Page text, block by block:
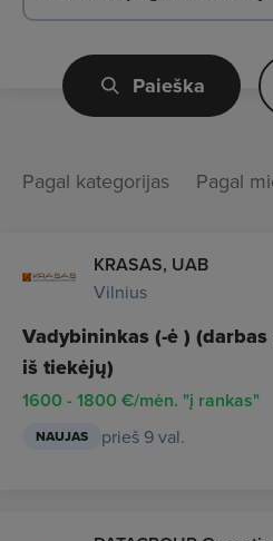
Paieška
Pagal kategorijas Pagal
KRASAS, UAB
Vilnius
Vadybininkas (-ė )
iš tiekėjų)
1600 - 1800 €/mėn. "į rankas"
NAUJAS prieš 9 val.